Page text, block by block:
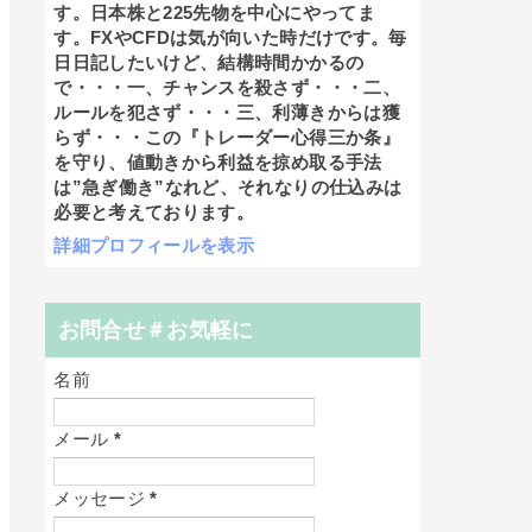
す。日本株と225先物を中心にやってま
す。FXやCFDは気が向いた時だけです。毎
日日記したいけど、結構時間かかるの
で・・・一、チャンスを殺さず・・・二、
ルールを犯さず・・・三、利薄きからは獲
らず・・・この『トレーダー心得三か条』
を守り、値動きから利益を掠め取る手法
は”急ぎ働き”なれど、それなりの仕込みは
必要と考えております。
詳細プロフィールを表示
お問合せ＃お気軽に
名前
メール *
メッセージ*